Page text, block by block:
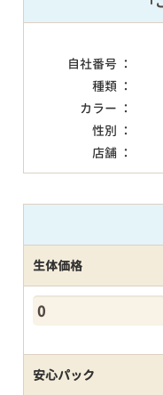
自社番号 ：
種類 ：
カラー ：
性別 ：
店舗 ：
生体価格
安心パック